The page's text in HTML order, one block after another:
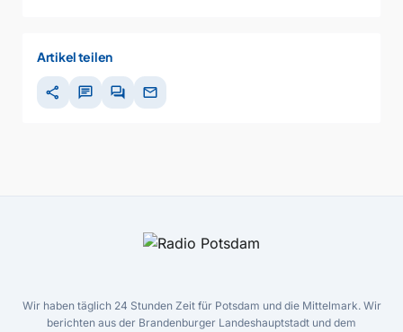
Artikel teilen
share chat forum mail
Wir haben täglich 24 Stunden Zeit für Potsdam und die Mittelmark. Wir
berichten aus der Brandenburger Landeshauptstadt und dem